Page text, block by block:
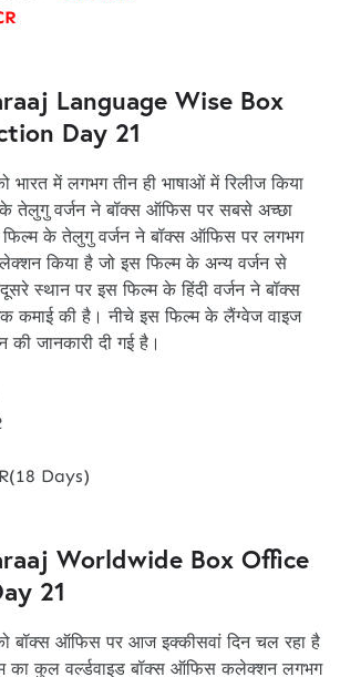
Language Wise Box
Day 21
भारत में लगभग तीन ही भाषाओं में रिलीज किया
तेलुगु वर्जन ने बॉक्स ऑफिस पर सबसे अच्छा
फिल्म के तेलुगु वर्जन ने बॉक्स ऑफिस पर लगभग
किया है जो इस फिल्म के अन्य वर्जन से
स्थान पर इस फिल्म के हिंदी वर्जन ने बॉक्स
कमाई की है। नीचे इस फिल्म के लैंग्वेज वाइज
जानकारी दी गई है।
Days)
Worldwide Box Office
21
बॉक्स ऑफिस पर आज इक्कीसवां दिन चल रहा है
कुल वर्ल्डवाइड बॉक्स ऑफिस कलेक्शन लगभग